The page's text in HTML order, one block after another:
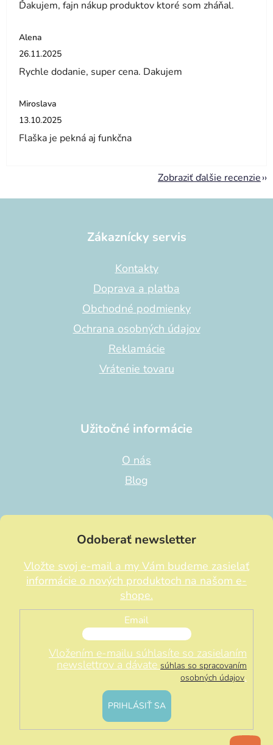
Ďakujem, fajn nákup produktov ktoré som zháňal.
Alena
Hodnotenie obchodu je 5 z 5 hviezdičiek.
26.11.2025
Rychle dodanie, super cena. Dakujem
Miroslava
Hodnotenie obchodu je 5 z 5 hviezdičiek.
13.10.2025
Flaška je pekná aj funkčna
Zobraziť ďalšie recenzie
Zákaznícky servis
Kontakty
Doprava a platba
Obchodné podmienky
Ochrana osobných údajov
Reklamácie
Vrátenie tovaru
Užitočné informácie
O nás
Blog
Odoberať newsletter
Vložte svoj e-mail a my Vám budeme zasielať
informácie o nových produktoch na našom e-
shope.
Email
Vložením e-mailu súhlasíte so zasielaním
newslettrov a dávate súhlas so spracovaním
osobných údajov.
PRIHLÁSIŤ SA